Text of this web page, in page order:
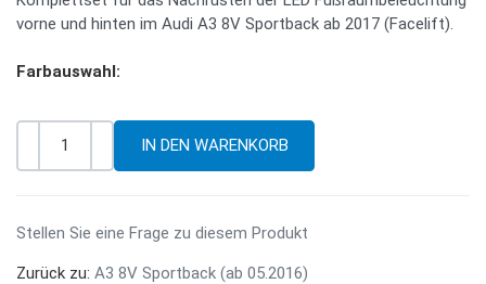
vorne und hinten im Audi A3 8V Sportback ab 2017 (Facelift).
Farbauswahl:
Stellen Sie eine Frage zu diesem Produkt
Zurück zu: A3 8V Sportback (ab 05.2016)